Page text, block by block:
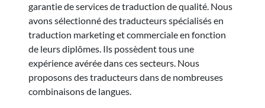
garantie deservices de traduction de qualité. Nous
avons sélectionné des traducteurs spécialisés en
traduction marketing et commerciale en fonction
de leurs diplômes. Ils possèdent tous une
expérience avérée dans ces secteurs. Nous
proposons des traducteurs dans de nombreuses
combinaisons de langues.